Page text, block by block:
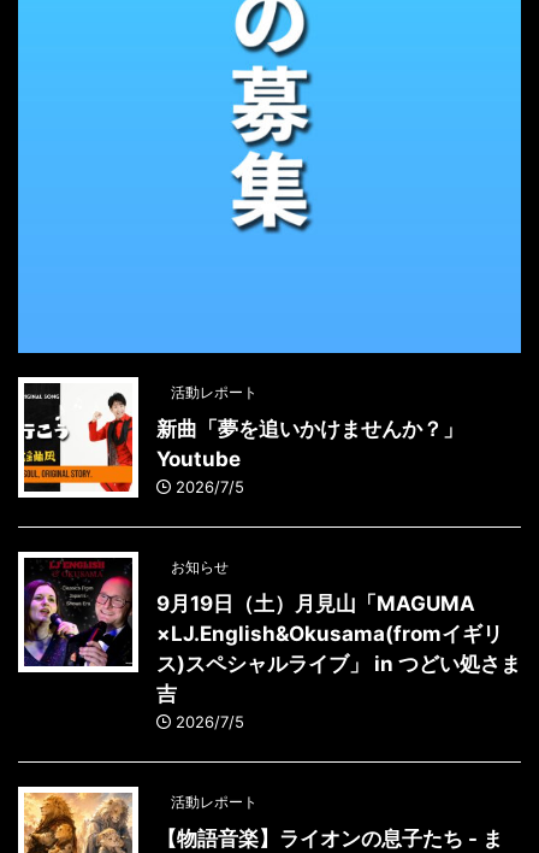
活動レポート
新曲「夢を追いかけませんか？」
Youtube
2026/7/5
お知らせ
9月19日（土）月見山「MAGUMA
×LJ.English&Okusama(fromイギリ
ス)スペシャルライブ」 in つどい処さま
吉
2026/7/5
活動レポート
【物語音楽】ライオンの息子たち - ま